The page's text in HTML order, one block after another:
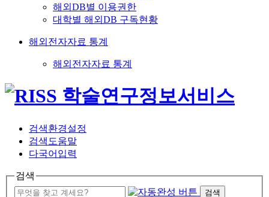
해외DB별 이용권한
대학별 해외DB 구독현황
해외전자자료 통계
해외전자자료 통계
검색환경설정
검색도움말
다국어입력
검색
검색